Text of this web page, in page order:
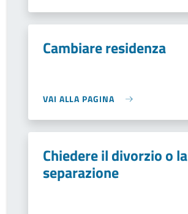
Cambiare residenza
VAI ALLA PAGINA
Chiedere il divorzio o la
separazione